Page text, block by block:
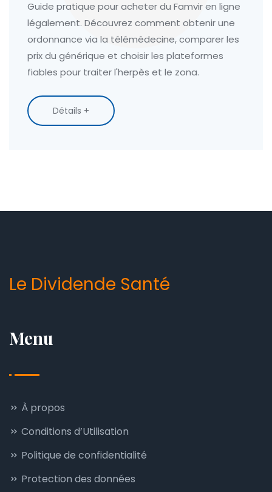
Guide pratique pour acheter du Famvir en ligne
légalement. Découvrez comment obtenir une
ordonnance via la télémédecine, comparer les
prix du générique et choisir les plateformes
fiables pour traiter l'herpès et le zona.
Détails +
Le Dividende Santé
Menu
À propos
Conditions d’Utilisation
Politique de confidentialité
Protection des données